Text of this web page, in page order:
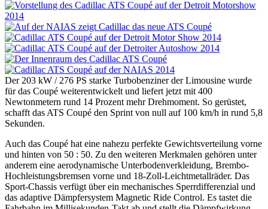
Der 203 kW / 276 PS starke Turbobenziner der Limousine wurde
für das Coupé weiterentwickelt und liefert jetzt mit 400
Newtonmetern rund 14 Prozent mehr Drehmoment. So gerüstet,
schafft das ATS Coupé den Sprint von null auf 100 km/h in rund 5,8
Sekunden.
Auch das Coupé hat eine nahezu perfekte Gewichtsverteilung vorne
und hinten von 50 : 50. Zu den weiteren Merkmalen gehören unter
anderem eine aerodynamische Unterbodenverkleidung, Brembo-
Hochleistungsbremsen vorne und 18-Zoll-Leichtmetallräder. Das
Sport-Chassis verfügt über ein mechanisches Sperrdifferenzial und
das adaptive Dämpfersystem Magnetic Ride Control. Es tastet die